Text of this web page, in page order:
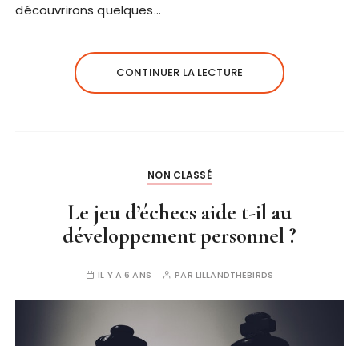
découvrirons quelques…
CONTINUER LA LECTURE
NON CLASSÉ
Le jeu d’échecs aide t-il au
développement personnel ?
IL Y A 6 ANS PAR LILLANDTHEBIRDS